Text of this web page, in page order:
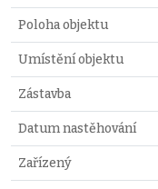
Poloha objektu
Umístění objektu
Zástavba
Datum nastěhování
Zařízený